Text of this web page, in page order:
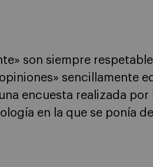
son siempre
sencillamente
encuesta realizada por
en la que se ponía